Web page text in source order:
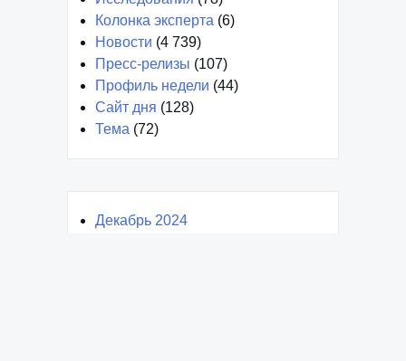
Исследования
(78)
Колонка эксперта
(6)
(4 739)
Пресс-релизы
(107)
Профиль недели
(44)
Сайт дня
(128)
(72)
Декабрь 2024